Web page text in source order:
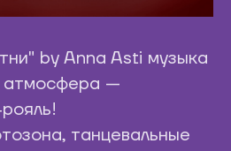
by Anna Asti музыка
атмосфера —
танцевальные